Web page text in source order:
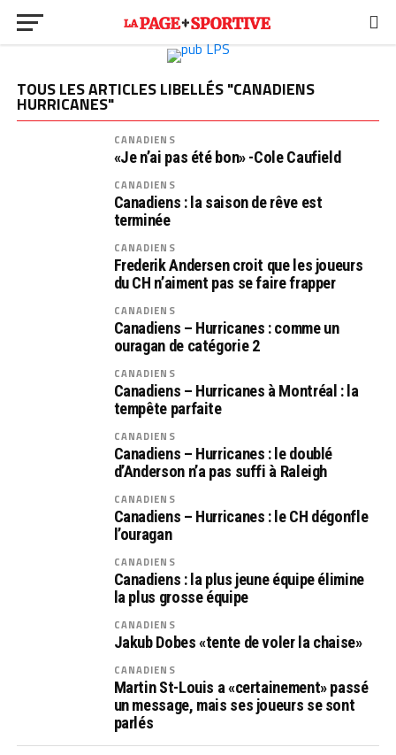
TOUS LES ARTICLES LIBELLÉS "CANADIENS
HURRICANES"
CANADIENS
«Je n’ai pas été bon» -Cole Caufield
CANADIENS
Canadiens : la saison de rêve est
terminée
CANADIENS
Frederik Andersen croit que les joueurs
du CH n’aiment pas se faire frapper
CANADIENS
Canadiens – Hurricanes : comme un
ouragan de catégorie 2
CANADIENS
Canadiens – Hurricanes à Montréal : la
tempête parfaite
CANADIENS
Canadiens – Hurricanes : le doublé
d’Anderson n’a pas suffi à Raleigh
CANADIENS
Canadiens – Hurricanes : le CH dégonfle
l’ouragan
CANADIENS
Canadiens : la plus jeune équipe élimine
la plus grosse équipe
CANADIENS
Jakub Dobes «tente de voler la chaise»
CANADIENS
Martin St-Louis a «certainement» passé
un message, mais ses joueurs se sont
parlés